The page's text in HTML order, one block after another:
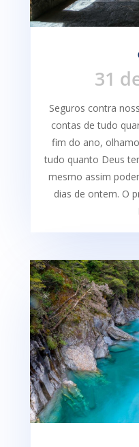
31
Seguros contra
contas de tudo
fim do ano,
tudo quanto Deus
mesmo assim
dias de ontem. O